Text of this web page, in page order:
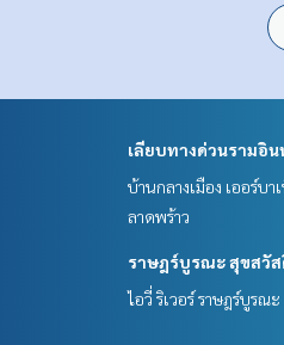
เลียบทางด่วนรามอิน
บ้านกลางเมือง เออร์บ
ลาดพร้าว
ราษฎร์บูรณะ สุขสวั
ไอวี่ ริเวอร์ ราษฎร์บูรณะ